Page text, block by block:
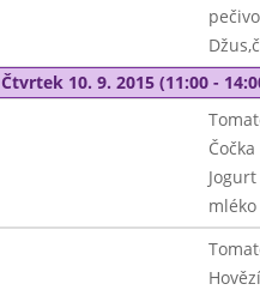
pečivo
Čtvrtek 10. 9. 2015 (11:00 -
Jogurt
mléko